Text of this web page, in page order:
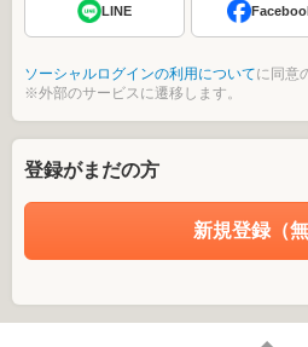
LINE
ソーシャルログインの利用についてに同意
※外部のサービスに遷移します。
登録がまだの方
新規登録（無